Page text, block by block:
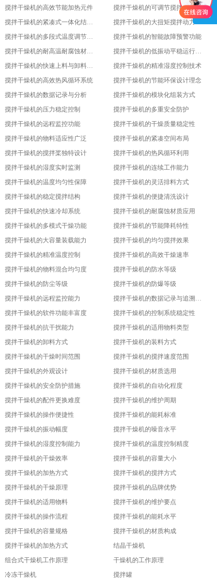
搅拌干燥机的高效节能加热元件
搅拌干燥机的可调节搅拌速度功能
搅拌干燥机的紧凑式一体化结构布局
搅拌干燥机的多段式温度调节模式
搅拌干燥机的智能故障预警功能
搅拌干燥机的耐高温耐腐蚀材质选用
搅拌干燥机的低振动平稳运行特性
搅拌干燥机的快速上料与卸料设计
搅拌干燥机的精准湿度控制技术
搅拌干燥机的高效热风循环系统
搅拌干燥机的节能环保设计理念
搅拌干燥机的数据记录与分析
搅拌干燥机的模块化组装方式
搅拌干燥机的压力稳定控制
搅拌干燥机的多重安全防护
搅拌干燥机的远程监控功能
搅拌干燥机的干燥质量稳定性
搅拌干燥机的物料适应性广泛
搅拌干燥机的紧凑空间布局
搅拌干燥机的搅拌桨独特设计
搅拌干燥机的热风循环利用
搅拌干燥机的湿度实时监测
搅拌干燥机的连续工作能力
搅拌干燥机的温度均匀性保障
搅拌干燥机的灵活排料方式
搅拌干燥机的稳定搅拌结构
搅拌干燥机的便捷清洗设计
搅拌干燥机的快速冷却系统
搅拌干燥机的耐腐蚀材质应用
搅拌干燥机的多模式干燥功能
搅拌干燥机的节能降耗特性
搅拌干燥机的大容量装载能力
搅拌干燥机的均匀搅拌效果
搅拌干燥机的精准温度控制
搅拌干燥机的高效干燥速率
搅拌干燥机的物料混合均匀度
搅拌干燥机的防水等级
搅拌干燥机的防尘等级
搅拌干燥机的防爆等级
搅拌干燥机的远程监控能力
搅拌干燥机的数据记录与追溯功能
搅拌干燥机的软件功能丰富度
搅拌干燥机的控制系统稳定性
搅拌干燥机的抗干扰能力
搅拌干燥机的适用物料类型
搅拌干燥机的卸料方式
搅拌干燥机的装料方式
搅拌干燥机的干燥时间范围
搅拌干燥机的搅拌速度范围
搅拌干燥机的外观设计
搅拌干燥机的材质选用
搅拌干燥机的安全防护措施
搅拌干燥机的自动化程度
搅拌干燥机的配件更换难度
搅拌干燥机的维护周期
搅拌干燥机的操作便捷性
搅拌干燥机的能耗标准
搅拌干燥机的振动幅度
搅拌干燥机的噪音水平
搅拌干燥机的湿度控制能力
搅拌干燥机的温度控制精度
搅拌干燥机的干燥效率
搅拌干燥机的容量大小
搅拌干燥机的加热方式
搅拌干燥机的搅拌方式
搅拌干燥机的干燥原理
搅拌干燥机的品牌优势
搅拌干燥机的适用物料
搅拌干燥机的维护要点
搅拌干燥机的操作流程
搅拌干燥机的能耗水平
搅拌干燥机的容量规格
搅拌干燥机的材质构成
搅拌干燥机的加热方式
结晶干燥机
组合式干燥机工作原理
干燥机的工作原理
冷冻干燥机
搅拌罐